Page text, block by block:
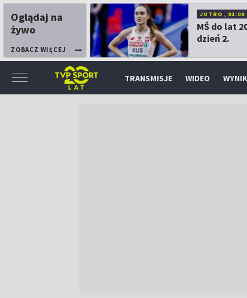
Oglądaj na
żywo
ZOBACZ WIĘCEJ
JUTRO, 01:00
MŚ do lat
dzień 2.
TRANSMISJE WIDEO